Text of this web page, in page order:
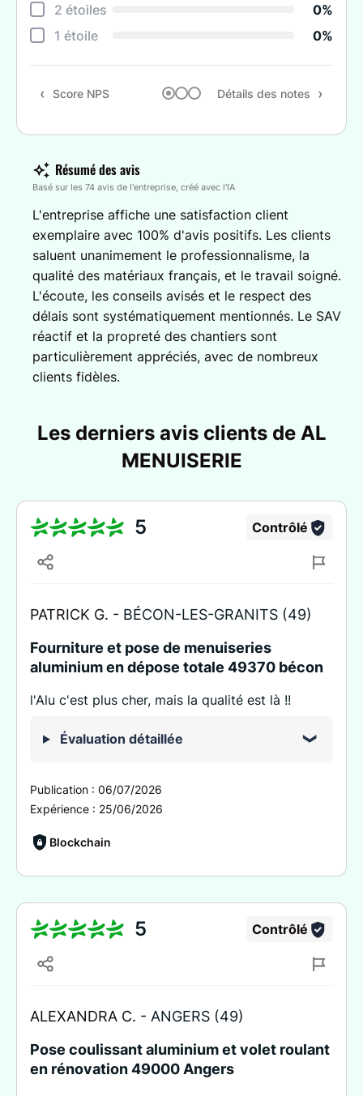
2 étoiles
0%
1 étoile
0%
Score NPS Détails des notes
Résumé des avis
Basé sur les 74 avis de l'entreprise, créé avec l'IA
L'entreprise affiche une satisfaction client
exemplaire avec 100% d'avis positifs. Les clients
saluent unanimement le professionnalisme, la
qualité des matériaux français, et le travail soigné.
L'écoute, les conseils avisés et le respect des
délais sont systématiquement mentionnés. Le SAV
réactif et la propreté des chantiers sont
particulièrement appréciés, avec de nombreux
clients fidèles.
Les derniers avis clients de AL
MENUISERIE
5 Contrôlé
PATRICK G. - BÉCON-LES-GRANITS (49)
Fourniture et pose de menuiseries
aluminium en dépose totale 49370 bécon
l'Alu c'est plus cher, mais la qualité est là !!
Évaluation détaillée
Publication : 06/07/2026
Expérience : 25/06/2026
Blockchain
5 Contrôlé
ALEXANDRA C. - ANGERS (49)
Pose coulissant aluminium et volet roulant
en rénovation 49000 Angers